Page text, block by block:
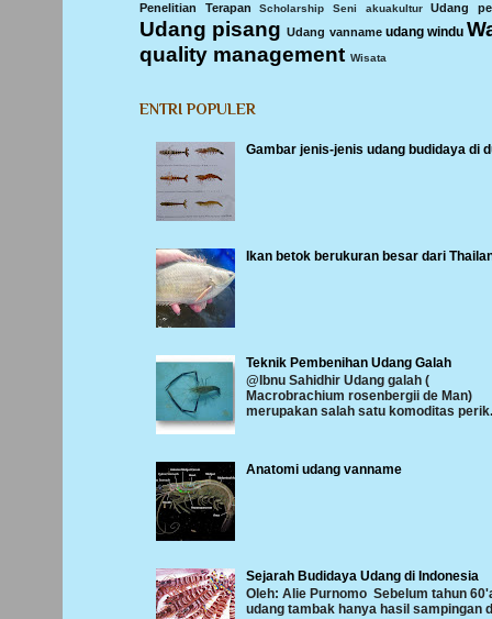
Penelitian Terapan
Scholarship Seni akuakultur Udang
Udang pisang Udang vanname udang windu
quality management Wisata
ENTRI POPULER
Gambar jenis-jenis udang budidaya di
Ikan betok berukuran besar dari
Teknik Pembenihan Udang Galah
@Ibnu Sahidhir Udang galah (
Macrobrachium rosenbergii de Man)
merupakan salah satu komoditas
Anatomi udang vanname
Sejarah Budidaya Udang di Indonesia
Oleh: Alie Purnomo Sebelum tahun
udang tambak hanya hasil sampingan